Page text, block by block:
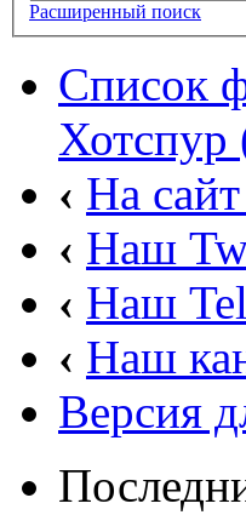
Расширенный поиск
Список
Хотспур
‹ На
‹ Наш
‹ Наш
‹ Наш
Версия